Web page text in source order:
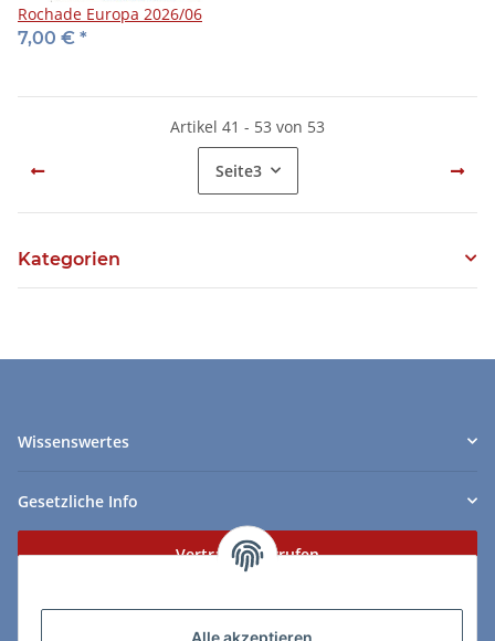
Alle akzeptieren
Rochade Europa 2026/06
7,00 € *
Artikel 41 - 53 von 53
Seite3
Kategorien
Wissenswertes
Gesetzliche Info
Vertrag widerrufen